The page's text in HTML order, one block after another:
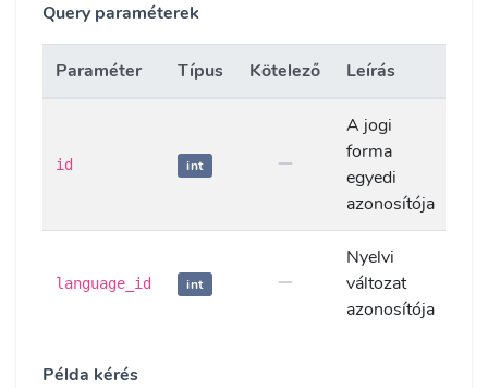
Query paraméterek
Paraméter Típus Kötelező Leírás
id int
A jogi
forma
egyedi
azonosítója
language_id int
Nyelvi
változat
azonosítója
Példa kérés